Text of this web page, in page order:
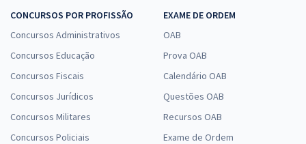
CONCURSOS POR PROFISSÃO
Concursos Administrativos
Concursos Educação
Concursos Fiscais
Concursos Jurídicos
Concursos Militares
Concursos Policiais
EXAME DE ORDEM
OAB
Prova OAB
Calendário OAB
Questões OAB
Recursos OAB
Exame de Ordem